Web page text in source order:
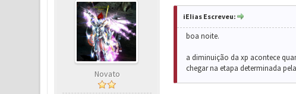
Novato
iEIias Escreveu:
boa noite.
a diminuição da xp acontece
chegar na etapa determinada